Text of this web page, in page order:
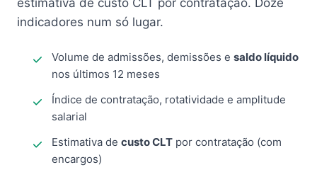
estimativa de custo CLT por contratação. Doze
indicadores num só lugar.
Volume de admissões, demissões e saldo líquido
nos últimos 12 meses
Índice de contratação, rotatividade e amplitude
salarial
Estimativa de custo CLT por contratação (com
encargos)